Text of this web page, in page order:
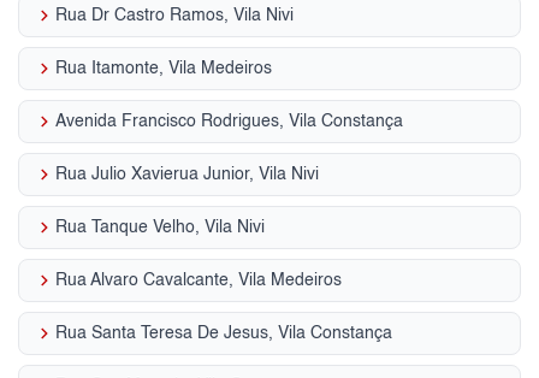
keyboard_arrow_right Rua Dr Castro Ramos, Vila Nivi
keyboard_arrow_right Rua Itamonte, Vila Medeiros
keyboard_arrow_right Avenida Francisco Rodrigues, Vila Constança
keyboard_arrow_right Rua Julio Xavierua Junior, Vila Nivi
keyboard_arrow_right Rua Tanque Velho, Vila Nivi
keyboard_arrow_right Rua Alvaro Cavalcante, Vila Medeiros
keyboard_arrow_right Rua Santa Teresa De Jesus, Vila Constança